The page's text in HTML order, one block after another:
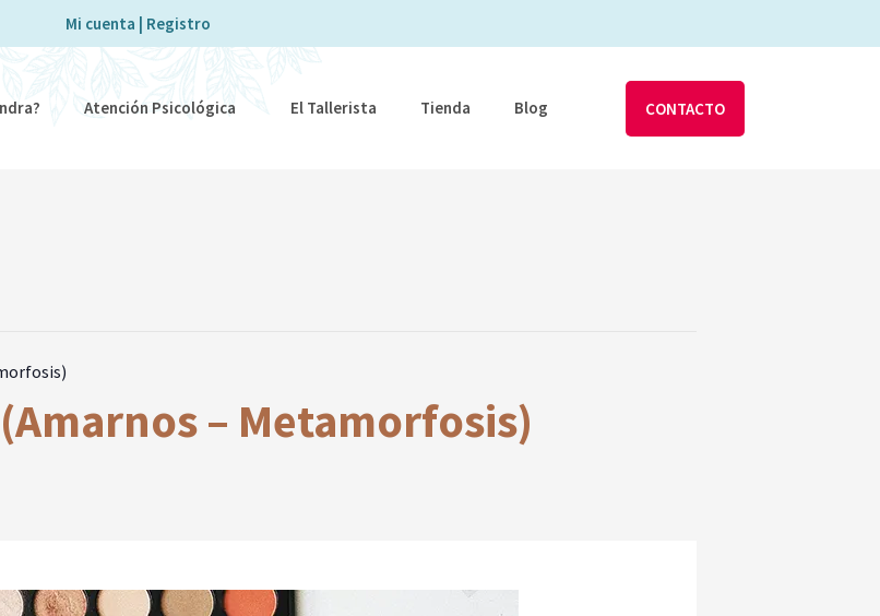
Mi cuenta | Registro
Atención Psicológica El Tallerista Tienda Blog CONTACTO
– Metamorfosis)